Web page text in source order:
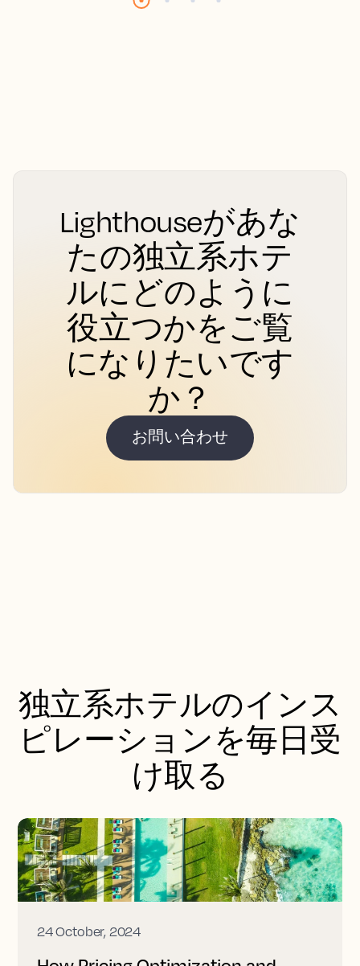
Lighthouseがあな
たの独立系ホテ
ルにどのように
役立つかをご覧
になりたいです
か？
お問い合わせ
独立系ホテルのインス
ピレーションを毎日受
け取る
24 October, 2024